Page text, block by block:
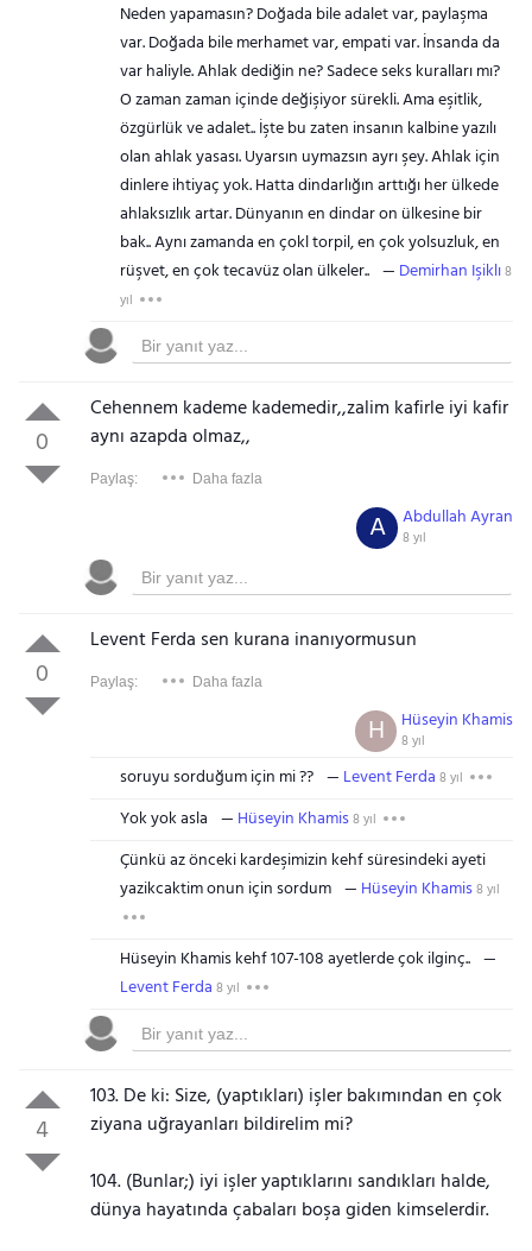
Neden yapamasın? Doğada bile adalet var, paylaşma
var. Doğada bile merhamet var, empati var. İnsanda da
var haliyle. Ahlak dediğin ne? Sadece seks kuralları mı?
O zaman zaman içinde değişiyor sürekli. Ama eşitlik,
özgürlük ve adalet.. İşte bu zaten insanın kalbine yazılı
olan ahlak yasası. Uyarsın uymazsın ayrı şey. Ahlak için
dinlere ihtiyaç yok. Hatta dindarlığın arttığı her ülkede
ahlaksızlık artar. Dünyanın en dindar on ülkesine bir
bak.. Aynı zamanda en çokl torpil, en çok yolsuzluk, en
rüşvet, en çok tecavüz olan ülkeler..
Demirhan Işiklı8
yıl
0
Cehennem kademe kademedir,,zalim kafirle iyi kafir
aynı azapda olmaz,,
Paylaş: Daha fazla
Abdullah Ayran
8 yıl
A
0
Levent Ferda sen kurana inanıyormusun
Paylaş: Daha fazla
Hüseyin Khamis
8 yıl
H
soruyu sorduğum için mi ?? Levent Ferda 8 yıl
Yok yok asla Hüseyin Khamis8 yıl
Çünkü az önceki kardeşimizin kehf süresindeki ayeti
yazikcaktim onun için sordum
Hüseyin Khamis8 yıl
Hüseyin Khamis kehf 107-108 ayetlerde çok ilginç..
Levent Ferda 8 yıl
4
103. De ki: Size, (yaptıkları) işler bakımından en çok
ziyana uğrayanları bildirelim mi?
104. (Bunlar;) iyi işler yaptıklarını sandıkları halde,
dünya hayatında çabaları boşa giden kimselerdir.